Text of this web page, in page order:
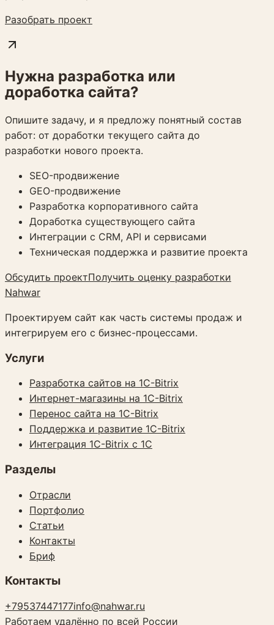
Разобрать проект
Нужна разработка или
доработка сайта?
Опишите задачу, и я предложу понятный состав
работ: от доработки текущего сайта до
разработки нового проекта.
SEO-продвижение
GEO-продвижение
Разработка корпоративного сайта
Доработка существующего сайта
Интеграции с CRM, API и сервисами
Техническая поддержка и развитие проекта
Обсудить проектПолучить оценку разработки
Nahwar
Проектируем сайт как часть системы продаж и
интегрируем его с бизнес-процессами.
Услуги
Разработка сайтов на 1C-Bitrix
Интернет-магазины на 1C-Bitrix
Перенос сайта на 1C-Bitrix
Поддержка и развитие 1C-Bitrix
Интеграция 1C-Bitrix с 1С
Разделы
Отрасли
Портфолио
Статьи
Контакты
Бриф
Контакты
+79537447177info@nahwar.ru
Работаем удалённо по всей России